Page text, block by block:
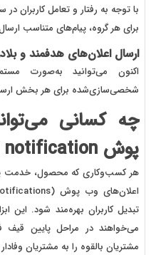
با توجه به رفتار و تعامل کاربران
برای هر گروه، پیام‌های متناسب
ارسال اعلان‌های هدفمند و
اکنون می‌توانید به‌صورت
شخصی‌سازی‌شده برای هر بخش ارسال
چه کسانی
پوش push notification استفاده کنند؟
هر کسب‌وکاری که محصول، خدمت یا
تبدیل کاربران بهره‌مند شود. این
می‌خواهند در مراحل پایین قیف
مشتریان بالقوه را به مشتریان